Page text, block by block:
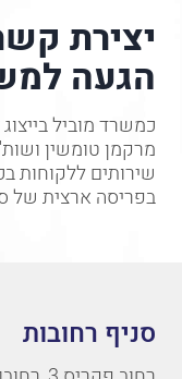
יצירת
הגעה
כמשרד מוביל בייצוג
מרקמן טומשין
שירותים ללקוחות
סניף רחובות